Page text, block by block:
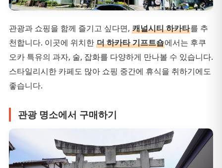
관광과 쇼핑을 함께 즐기고 싶다면, 캐널시티 하카타를 추
천합니다. 이곳에 위치한 더 하카타 기프트숍에서는 후쿠
오카 특유의 과자, 술, 잡화를 다양하게 만나볼 수 있습니다.
스타일리시한 카페도 많아 쇼핑 중간에 휴식을 취하기에도
좋습니다.
관광 명소에서 구매하기